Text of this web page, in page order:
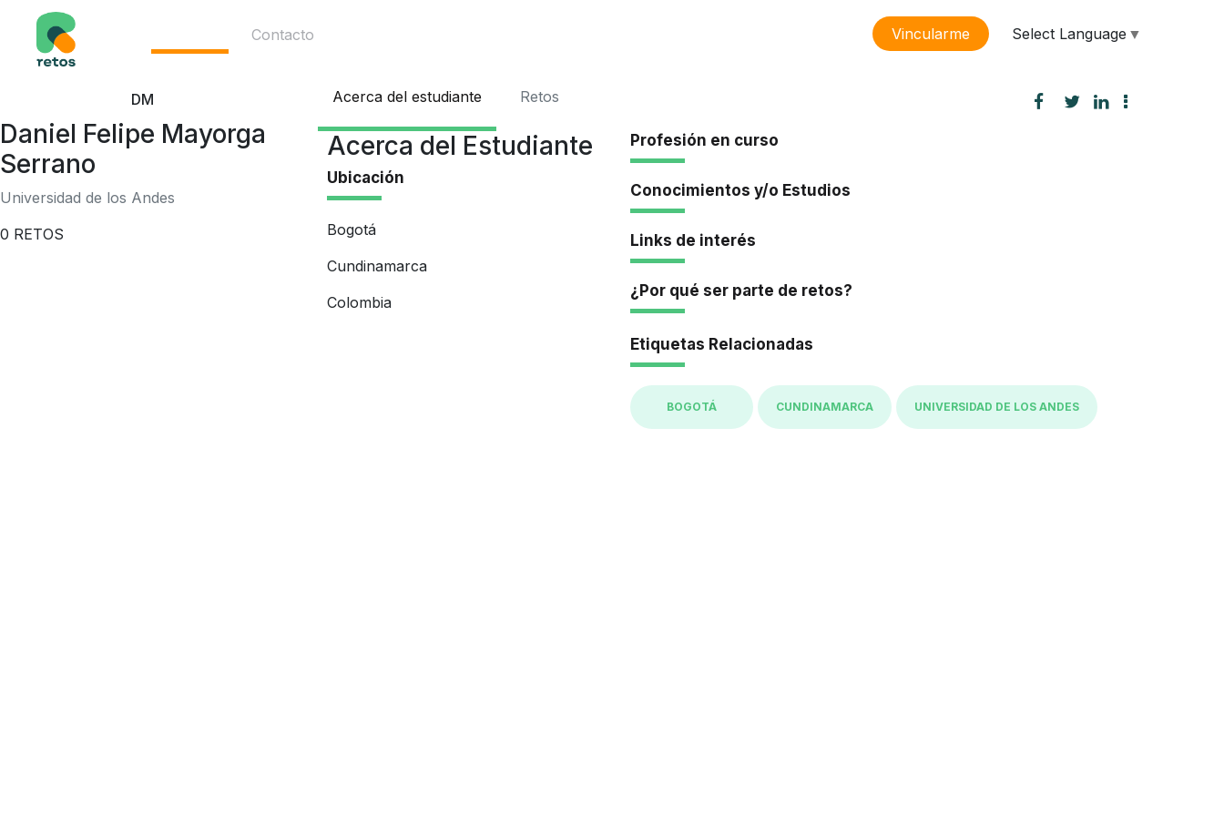
Contacto Vincularme Select Language ▼
DM
Daniel Felipe Mayorga
Serrano
Universidad de los Andes
0 RETOS
Acerca del estudiante Retos
Acerca del Estudiante
Ubicación
Bogotá
Cundinamarca
Colombia
Profesión en curso
Conocimientos y/o Estudios
Links de interés
¿Por qué ser parte de retos?
Etiquetas Relacionadas
BOGOTÁ CUNDINAMARCA UNIVERSIDAD DE LOS ANDES